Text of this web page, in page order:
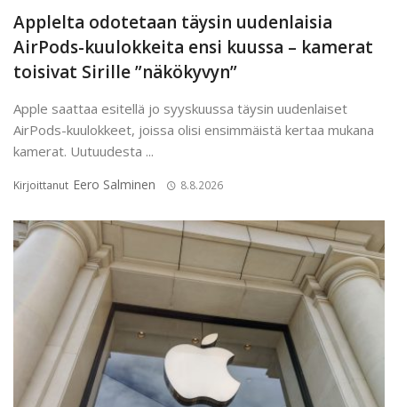
Applelta odotetaan täysin uudenlaisia
AirPods-kuulokkeita ensi kuussa – kamerat
toisivat Sirille ”näkökyvyn”
Apple saattaa esitellä jo syyskuussa täysin uudenlaiset
AirPods-kuulokkeet, joissa olisi ensimmäistä kertaa mukana
kamerat. Uutuudesta ...
Kirjoittanut Eero Salminen 8.8.2026